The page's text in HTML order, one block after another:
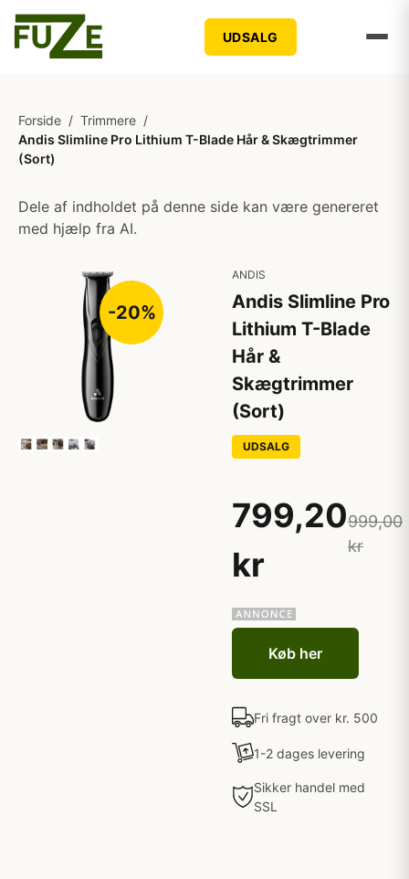
UDSALG
Forside / Trimmere /
Andis Slimline Pro Lithium T-Blade Hår & Skægtrimmer
(Sort)
Dele af indholdet på denne side kan være genereret
med hjælp fra AI.
-20%
ANDIS
Andis Slimline Pro
Lithium T-Blade
Hår &
Skægtrimmer
(Sort)
UDSALG
799,20
kr
999,00
kr
Køb her
Fri fragt over kr. 500
1-2 dages levering
Sikker handel med
SSL